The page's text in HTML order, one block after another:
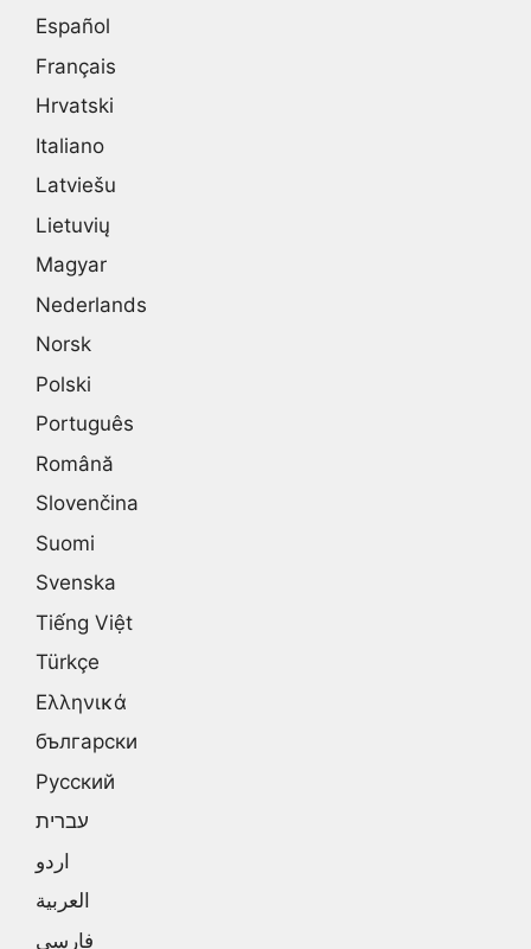
Español
Français
Hrvatski
Italiano
Latviešu
Lietuvių
Magyar
Nederlands
Norsk
Polski
Português
Română
Slovenčina
Suomi
Svenska
Tiếng Việt
Türkçe
Ελληνικά
български
Русский
עברית
اردو
العربية
فارسی